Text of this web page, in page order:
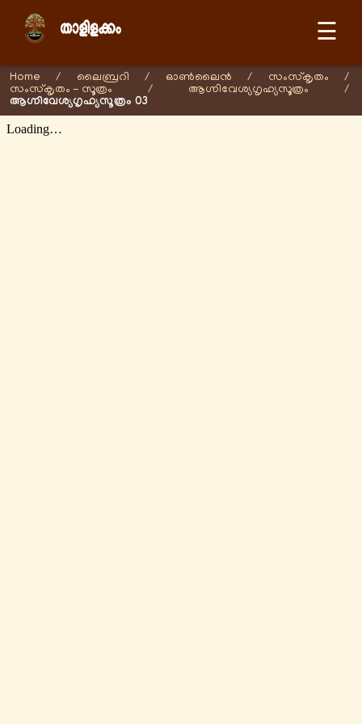
☰
Home / ലൈബ്രറി / ഓണ്‍ലൈന്‍ / സംസ്കൃതം
/
സംസ്കൃതം - സൂത്രം
/ ആഗ്നിവേശ്യഗൃഹ്യസൂത്രം /
ആഗ്നിവേശ്യഗൃഹ്യസൂത്രം 03